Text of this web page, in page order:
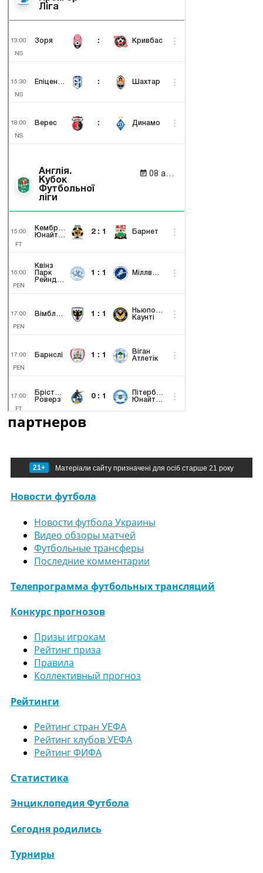
партнеров
21+ Матеріали сайту призначені для осіб старше 21 року
Новости футбола
Новости футбола Украины
Видео обзоры матчей
Футбольные трансферы
Последние комментарии
Телепрограмма футбольных трансляций
Конкурс прогнозов
Призы игрокам
Рейтинг приза
Правила
Коллективный прогноз
Рейтинги
Рейтинг стран УЕФА
Рейтинг клубов УЕФА
Рейтинг ФИФА
Статистика
Энциклопедия Футбола
Сегодня родились
Турниры